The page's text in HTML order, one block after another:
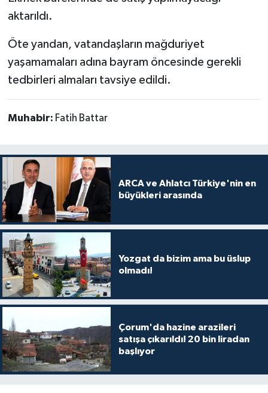
aktarıldı.
Öte yandan, vatandaşların mağduriyet
yaşamamaları adına bayram öncesinde gerekli
tedbirleri almaları tavsiye edildi.
Muhabir: Fatih Battar
ARCA ve Ahlatcı Türkiye'nin en
büyükleri arasında
Yozgat da bizim ama bu üslup
olmadı!
Çorum'da hazine arazileri
satışa çıkarıldı! 20 bin liradan
başlıyor